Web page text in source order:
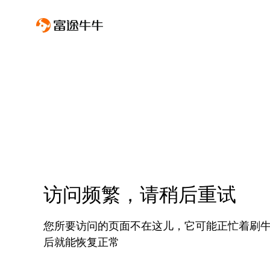
访问频繁，请稍后重试
您所要访问的页面不在这儿，它可能正忙着刷
后就能恢复正常